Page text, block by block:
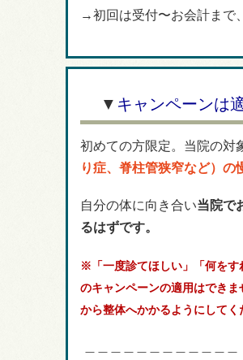
→初回は受付〜お会計まで
▼ キャンペーンは
初めての方限定。当院の対
り症、脊柱管狭窄など）の
自分の体に向き合い当院で
るはずです。
※「一度診てほしい」「何をす
のキャンペーンの適用はできま
から整体へかかるようにしてく